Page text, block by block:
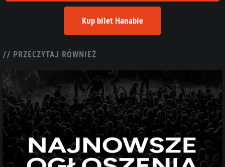
Kup bilet Hanabie
// PRZECZYTAJ RÓWNIEŻ